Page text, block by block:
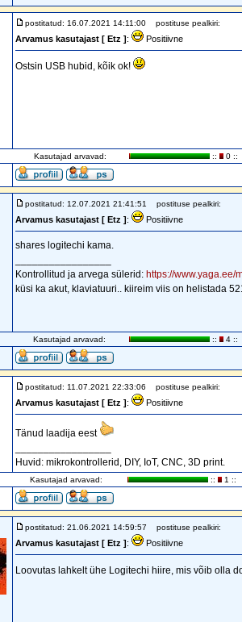
postitatud: 16.07.2021 14:11:00 postituse pealkiri:
Arvamus kasutajast [ Etz ]: Positiivne
Ostsin USB hubid, kõik ok!
Kasutajad arvavad: :: 0 ::
postitatud: 12.07.2021 21:41:51 postituse pealkiri:
Arvamus kasutajast [ Etz ]: Positiivne
shares logitechi kama.
Kontrollitud ja arvega sülerid: https://www.yaga.ee/
küsi ka akut, klaviatuuri.. kiireim viis on helistada
Kasutajad arvavad: :: 4 ::
postitatud: 11.07.2021 22:33:06 postituse pealkiri:
Arvamus kasutajast [ Etz ]: Positiivne
Tänud laadija eest
Huvid: mikrokontrollerid, DIY, IoT, CNC, 3D print.
Kasutajad arvavad: :: 1 ::
postitatud: 21.06.2021 14:59:57 postituse pealkiri:
Arvamus kasutajast [ Etz ]: Positiivne
Loovutas lahkelt ühe Logitechi hiire, mis võib olla